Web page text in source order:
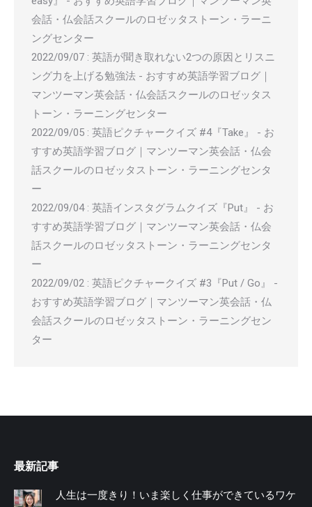
会話・仏会話スクールのロゼッタストーン・ラーニ
ングセンター
2022/09/07 : 英語が聞き取れない2つの原因とリスニ
ング力を上げる勉強法 - おすすめ英語学習ブログ｜
マンツーマン英会話・仏会話スクールのロゼッタス
トーン・ラーニングセンター
2022/09/05 : 英語ピクチャークイズ #4『Take』 - お
すすめ英語学習ブログ｜マンツーマン英会話・仏会
話スクールのロゼッタストーン・ラーニングセンタ
ー
2022/09/04: 英語インスタグラムクイズ『Put』 - お
すすめ英語学習ブログ｜マンツーマン英会話・仏会
話スクールのロゼッタストーン・ラーニングセンタ
ー
2022/09/02 : 英語ピクチャークイズ #3『Put / Go』 -
おすすめ英語学習ブログ｜マンツーマン英会話・仏
会話スクールのロゼッタストーン・ラーニングセン
ター
最新記事
人生は一度きり！いま楽しく仕事ができているワケ